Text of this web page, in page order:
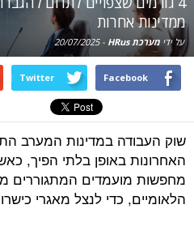
ממדינות אחרות
על ידי מערכת HRus -
20/07/2025
Facebook
Twitter
שוק העבודה במדינות המערב
האחרונות באופן בלתי הפיך,
מחפשות מועמדים המתגוררים
הלאומיים, כדי לנצל מאגרי